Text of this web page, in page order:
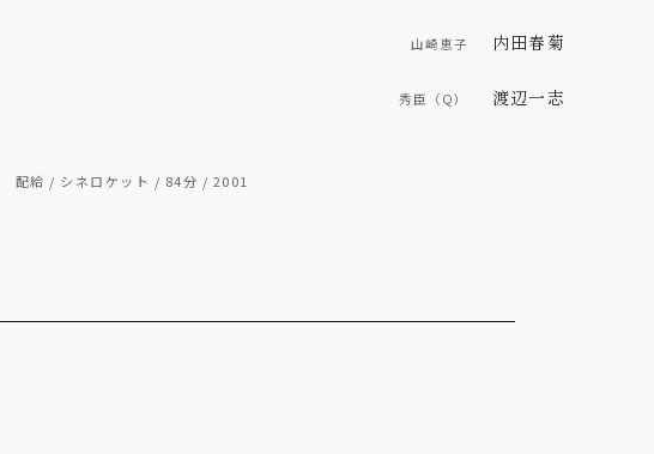
山崎恵子 内田春菊
秀臣（Q） 渡辺一志
配給 / シネロケット / 84分 / 2001